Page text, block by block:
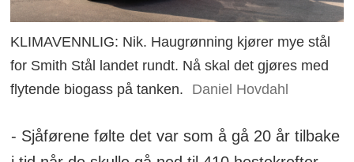
KLIMAVENNLIG: Nik. Haugrønning kjører mye stål
for Smith Stål landet rundt. Nå skal det gjøres med
flytende biogass på tanken.
Daniel Hovdahl
- Sjåførene følte det var som å gå 20 år tilbake